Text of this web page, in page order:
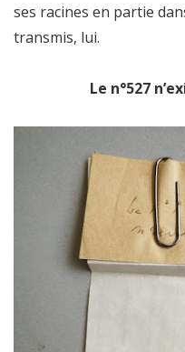
ses racines en partie
transmis, lui.
Le n°527